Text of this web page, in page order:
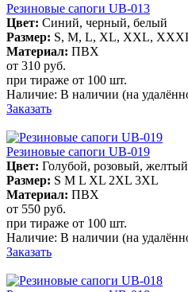
Резиновые сапоги UB-013
Цвет: Синий, черный, белый
Размер: S, M, L, XL, XXL,
Материал: ПВХ
от 310 руб.
при тираже от 100 шт.
Наличие: В наличии (на
Заказать
Резиновые сапоги UB-019
Цвет: Голубой, розовый,
Размер: S M L XL 2XL 3XL
Материал: ПВХ
от 550 руб.
при тираже от 100 шт.
Наличие: В наличии (на
Заказать